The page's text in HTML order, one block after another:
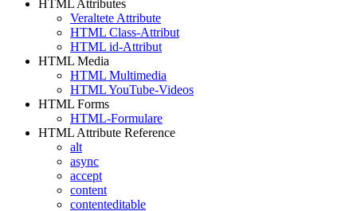
HTML Attributes
Veraltete Attribute
HTML Class-Attribut
HTML id-Attribut
HTML Media
HTML Multimedia
HTML YouTube-Videos
HTML Forms
HTML-Formulare
HTML Attribute Reference
alt
async
accept
content
contenteditable